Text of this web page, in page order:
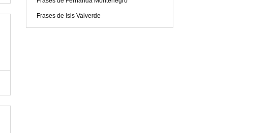
Frases de Isis Valverde